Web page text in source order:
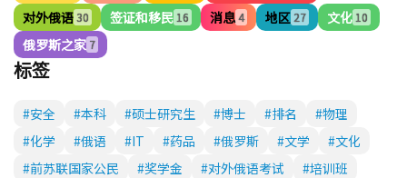
对外俄语30 签证和移民 16 消息4 地区 27 文化 10
俄罗斯之家 7
标签
#安全 #本科 #硕士研究生 #博士 #排名
#物理
#化学
#俄语 #IT #药品 #俄罗斯 #文学
#文化
#前苏联国家公民
#奖学金 #对外俄语考试
#培训班